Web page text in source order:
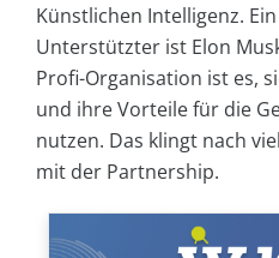
Künstlichen Intelligenz.
Unterstützter ist Elon
Profi-Organisation ist es,
und ihre Vorteile für die
nutzen. Das klingt nach
mit der Partnership.